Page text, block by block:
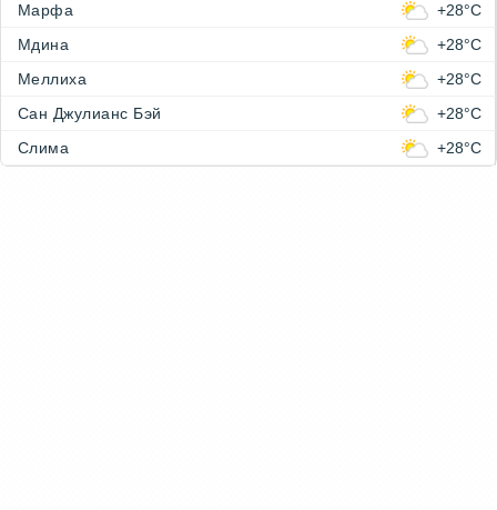
Марфа
+28°C
Мдина
+28°C
Меллиха
+28°C
Сан Джулианс Бэй
+28°C
Слима
+28°C